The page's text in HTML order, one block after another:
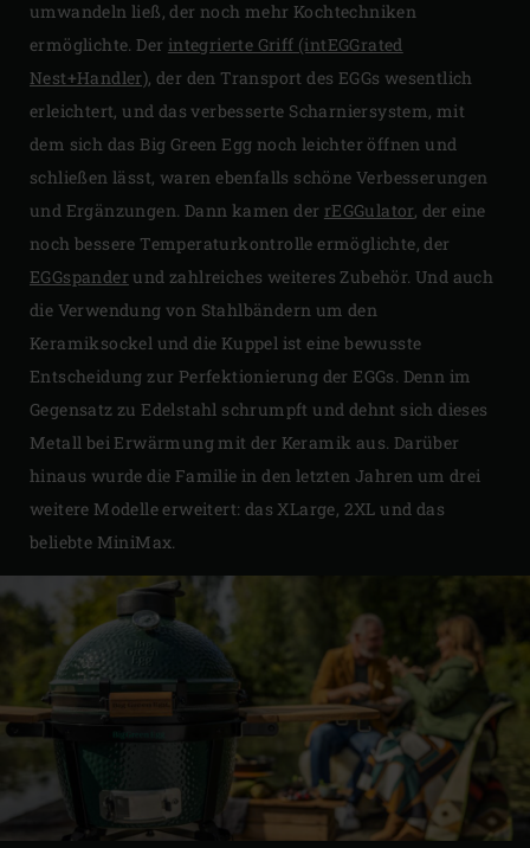
umwandeln ließ, der noch mehr Kochtechniken
ermöglichte. Der integrierte Griff (intEGGrated
Nest+Handler), der den Transport des EGGs wesentlich
erleichtert, und das verbesserte Scharniersystem, mit
dem sich das Big Green Egg noch leichter öffnen und
schließen lässt, waren ebenfalls schöne Verbesserungen
und Ergänzungen. Dann kamen der rEGGulator, der eine
noch bessere Temperaturkontrolle ermöglichte, der
EGGspander und zahlreiches weiteres Zubehör. Und auch
die Verwendung von Stahlbändern um den
Keramiksockel und die Kuppel ist eine bewusste
Entscheidung zur Perfektionierung der EGGs. Denn im
Gegensatz zu Edelstahl schrumpft und dehnt sich dieses
Metall bei Erwärmung mit der Keramik aus. Darüber
hinaus wurde die Familie in den letzten Jahren um drei
weitere Modelle erweitert: das XLarge, 2XL und das
beliebte MiniMax.